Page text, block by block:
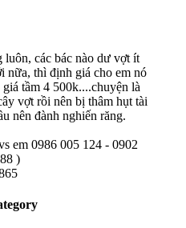
luôn, các bác nào dư vợt ít
nữa, thì định giá cho em nó
tầm 4 500k....chuyện là
vợt rồi nên bị thâm hụt tài
nên đành nghiến răng.
em 0986 005 124 - 0902
)